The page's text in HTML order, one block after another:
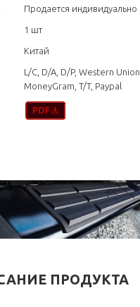
Продается индивидуально
1 шт
Китай
L/C, D/A, D/P, Western Union,
MoneyGram, T/T, Paypal
ПРОДУКТА